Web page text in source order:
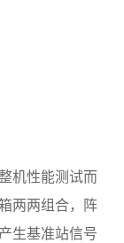
机性能测试而
两两组合，阵
生基准站信号